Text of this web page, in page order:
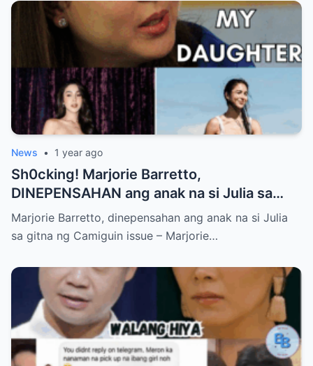
News • 1 year ago
Sh0cking! Marjorie Barretto,
DINEPENSAHAN ang anak na si Julia sa
gitna ng Camiguin issue
Marjorie Barretto, dinepensahan ang anak na si Julia
sa gitna ng Camiguin issue – Marjorie…